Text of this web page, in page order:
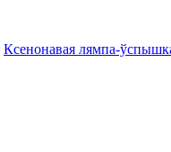
Ксенонавая лямпа-